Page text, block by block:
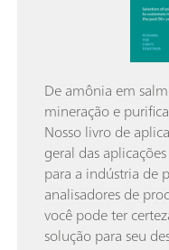
De amônia em
mineração e
Nosso livro de
geral das
para a indústria de
analisadores de
você pode ter
solução para seu